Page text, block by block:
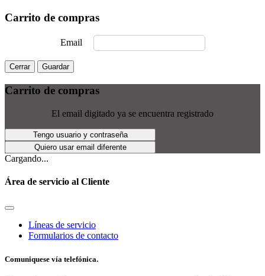
Carrito de compras
Email
Cerrar Guardar
Carrito de compras
El email digitado ya se encuentra registrado
Tengo usuario y contraseña
Quiero usar email diferente
Cargando...
Área de servicio al Cliente
Líneas de servicio
Formularios de contacto
Comuniquese vía telefónica.